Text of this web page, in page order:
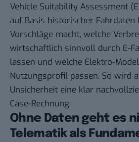
Vehicle Suitability Assessment
auf Basis historischer Fahrdaten
Vorschläge macht, welche
wirtschaftlich sinnvoll durch E-
lassen und welche Elektro-
Nutzungsprofil passen. So wird
Unsicherheit eine klar
Case-Rechnung.
Ohne Daten geht es
Telematik als